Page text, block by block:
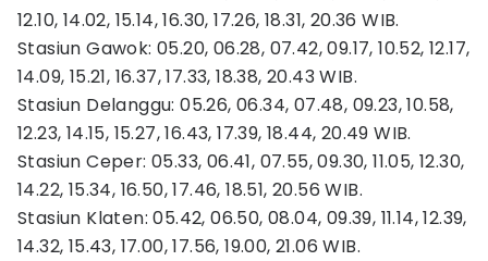
12.10, 14.02, 15.14, 16.30, 17.26, 18.31, 20.36 WIB.
Stasiun Gawok: 05.20, 06.28, 07.42, 09.17, 10.52, 12.17,
14.09, 15.21, 16.37, 17.33, 18.38, 20.43 WIB.
Stasiun Delanggu: 05.26, 06.34, 07.48, 09.23, 10.58,
12.23, 14.15, 15.27, 16.43, 17.39, 18.44, 20.49 WIB.
Stasiun Ceper: 05.33, 06.41, 07.55, 09.30, 11.05, 12.30,
14.22, 15.34, 16.50, 17.46, 18.51, 20.56 WIB.
Stasiun Klaten: 05.42, 06.50, 08.04, 09.39, 11.14, 12.39,
14.32, 15.43, 17.00, 17.56, 19.00, 21.06 WIB.